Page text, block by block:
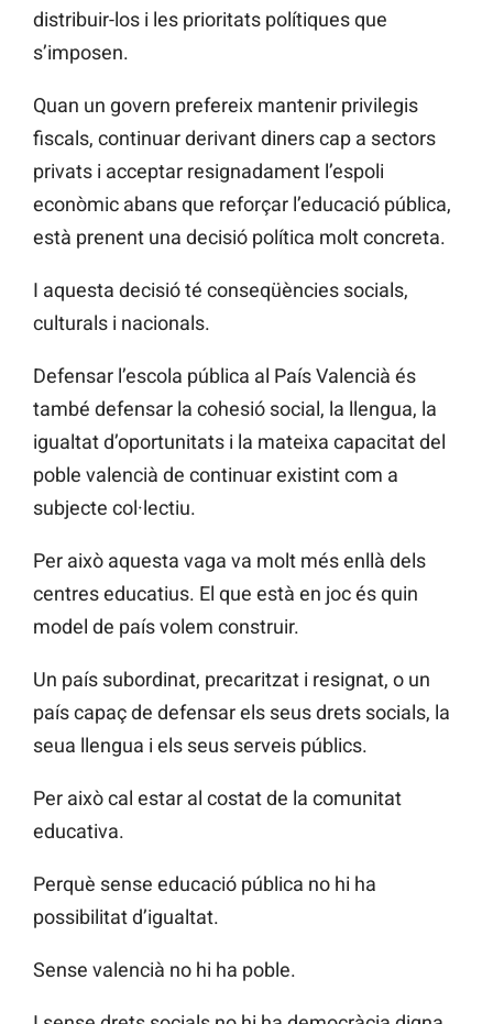
distribuir-los i les prioritats polítiques que
s’imposen.
Quan un govern prefereix mantenir privilegis
fiscals, continuar derivant diners cap a sectors
privats i acceptar resignadament l’espoli
econòmic abans que reforçar l’educació pública,
està prenent una decisió política molt concreta.
I aquesta decisió té conseqüències socials,
culturals i nacionals.
Defensar l’escola pública al País Valencià és
també defensar la cohesió social, la llengua, la
igualtat d’oportunitats i la mateixa capacitat del
poble valencià de continuar existint com a
subjecte col·lectiu.
Per això aquesta vaga va molt més enllà dels
centres educatius. El que està en joc és quin
model de país volem construir.
Un país subordinat, precaritzat i resignat, o un
país capaç de defensar els seus drets socials, la
seua llengua i els seus serveis públics.
Per això cal estar al costat de la comunitat
educativa.
Perquè sense educació pública no hi ha
possibilitat d’igualtat.
Sense valencià no hi ha poble.